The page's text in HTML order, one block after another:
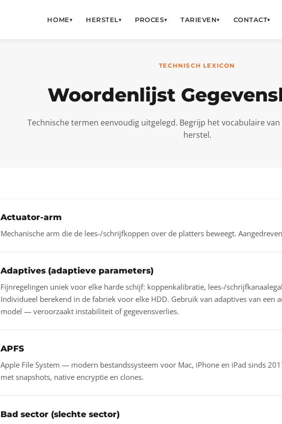
HOME▾ HERSTEL▾ PROCES▾ TARIEVEN▾ CONTACT▾
TECHNISCH LEXICON
Woordenlijst
Technische termen eenvoudig uitgelegd. Begrijp het vocabulaire
herstel.
Actuator-arm
Mechanische arm die de lees-/schrijfkoppen over de platters beweegt.
Adaptives (adaptieve parameters)
Fijnregelingen uniek voor elke harde schijf: koppenkalibratie, lees-/
Individueel berekend in de fabriek voor elke HDD. Gebruik van adaptives van een
model — veroorzaakt instabiliteit of gegevensverlies.
APFS
Apple File System — modern bestandssysteem voor Mac, iPhone en iPad sinds
met snapshots, native encryptie en clones.
Bad sector (slechte sector)